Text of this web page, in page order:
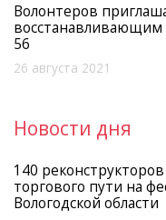
Волонтеров
56
26 августа 2021
Новости дня
140
торгового пути на
Вологодской области